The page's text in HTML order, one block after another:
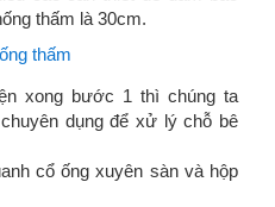
thấm là 30cm.
thấm
xong bước 1 thì chúng ta
dụng để xử lý chỗ bê
cổ ống xuyên sàn và hộp